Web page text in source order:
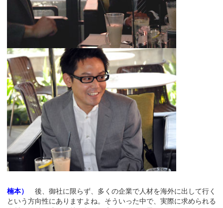
楠本）
後、御社に限らず、多くの企業で人材を海外に出して行く
という方向性にありますよね。そういった中で、実際に求められる